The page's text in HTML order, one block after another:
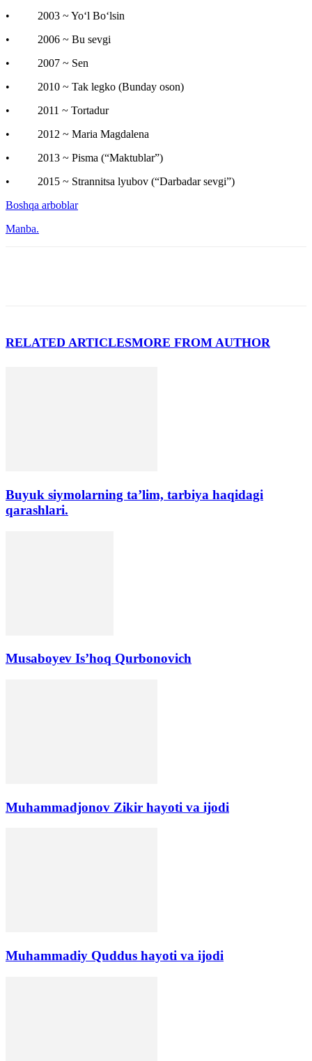
• 2003 ~ Yo‘l Bo‘lsin
• 2006 ~ Bu sevgi
• 2007 ~ Sen
• 2010 ~ Tak legko (Bunday oson)
• 2011 ~ Tortadur
• 2012 ~ Maria Magdalena
• 2013 ~ Pisma (“Maktublar”)
• 2015 ~ Strannitsa lyubov (“Darbadar sevgi”)
Boshqa arboblar
Manba.
RELATED ARTICLESMORE FROM AUTHOR
Buyuk siymolarning ta’lim, tarbiya haqidagi
qarashlari.
Musaboyev Is’hoq Qurbonovich
Muhammadjonov Zikir hayoti va ijodi
Muhammadiy Quddus hayoti va ijodi